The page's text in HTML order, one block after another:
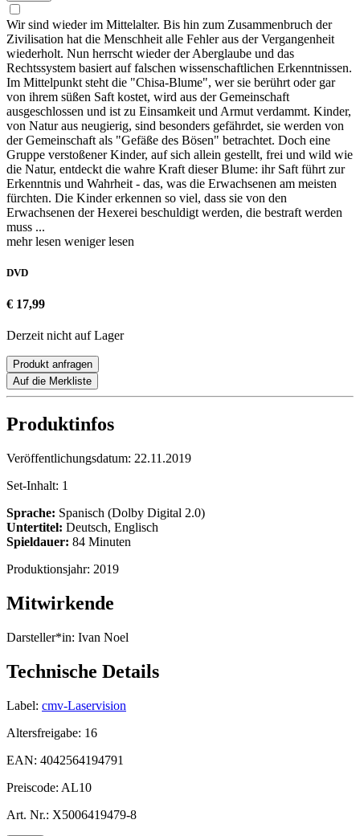
Wir sind wieder im Mittelalter. Bis hin zum Zusammenbruch der
Zivilisation hat die Menschheit alle Fehler aus der Vergangenheit
wiederholt. Nun herrscht wieder der Aberglaube und das
Rechtssystem basiert auf falschen wissenschaftlichen Erkenntnissen.
Im Mittelpunkt steht die "Chisa-Blume", wer sie berührt oder gar
von ihrem süßen Saft kostet, wird aus der Gemeinschaft
ausgeschlossen und ist zu Einsamkeit und Armut verdammt. Kinder,
von Natur aus neugierig, sind besonders gefährdet, sie werden von
der Gemeinschaft als "Gefäße des Bösen" betrachtet. Doch eine
Gruppe verstoßener Kinder, auf sich allein gestellt, frei und wild wie
die Natur, entdeckt die wahre Kraft dieser Blume: ihr Saft führt zur
Erkenntnis und Wahrheit - das, was die Erwachsenen am meisten
fürchten. Die Kinder erkennen so viel, dass sie von den
Erwachsenen der Hexerei beschuldigt werden, die bestraft werden
muss ...
mehr lesen weniger lesen
DVD
€ 17,99
Derzeit nicht auf Lager
Produkt anfragen
Auf die Merkliste
Produktinfos
Veröffentlichungsdatum: 22.11.2019
Set-Inhalt: 1
Sprache: Spanisch (Dolby Digital 2.0)
Untertitel: Deutsch, Englisch
Spieldauer: 84 Minuten
Produktionsjahr: 2019
Mitwirkende
Darsteller*in: Ivan Noel
Technische Details
Label: cmv-Laservision
Altersfreigabe: 16
EAN: 4042564194791
Preiscode: AL10
Art. Nr.: X5006419479-8